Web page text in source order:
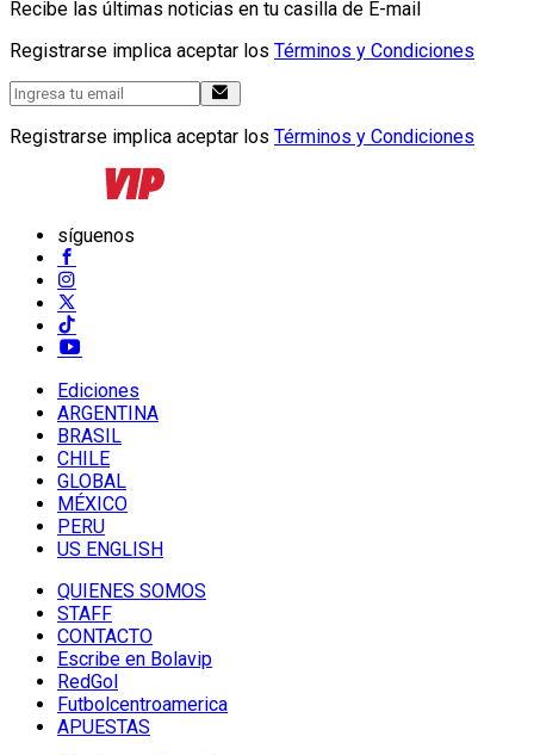
Recibe las últimas noticias en tu casilla de E-mail
Registrarse implica aceptar los Términos y Condiciones
Registrarse implica aceptar los Términos y Condiciones
síguenos
Ediciones
ARGENTINA
BRASIL
CHILE
GLOBAL
MÉXICO
PERU
US ENGLISH
QUIENES SOMOS
STAFF
CONTACTO
Escribe en Bolavip
RedGol
Futbolcentroamerica
APUESTAS